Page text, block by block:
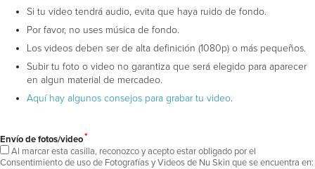
Si tu video tendrá audio, evita que haya ruido de fondo.
Por favor, no uses música de fondo.
Los videos deben ser de alta definición (1080p) o más pequeños.
Subir tu foto o video no garantiza que será elegido para aparecer
en algun material de mercadeo.
Aquí hay algunos consejos para grabar tu video.
Envío de fotos/video*
Al marcar esta casilla, reconozco y acepto estar obligado por el
Consentimiento de uso de Fotografías y Videos de Nu Skin que se encuentra en: